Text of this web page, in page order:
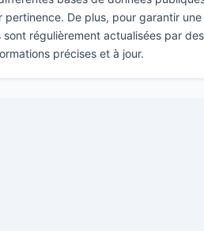
pertinence. De plus, pour garantir
sont régulièrement actualisées par
précises et à jour.